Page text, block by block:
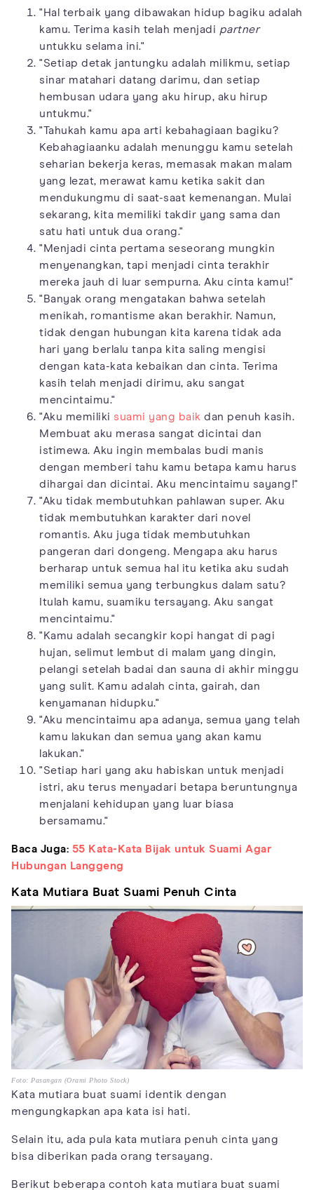
"Hal terbaik yang dibawakan hidup bagiku adalah
kamu. Terima kasih telah menjadi partner
untukku selama ini."
"Setiap detak jantungku adalah milikmu, setiap
sinar matahari datang darimu, dan setiap
hembusan udara yang aku hirup, aku hirup
untukmu."
"Tahukah kamu apa arti kebahagiaan bagiku?
Kebahagiaanku adalah menunggu kamu setelah
seharian bekerja keras, memasak makan malam
yang lezat, merawat kamu ketika sakit dan
mendukungmu di saat-saat kemenangan. Mulai
sekarang, kita memiliki takdir yang sama dan
satu hati untuk dua orang."
"Menjadi cinta pertama seseorang mungkin
menyenangkan, tapi menjadi cinta terakhir
mereka jauh di luar sempurna. Aku cinta kamu!"
"Banyak orang mengatakan bahwa setelah
menikah, romantisme akan berakhir. Namun,
tidak dengan hubungan kita karena tidak ada
hari yang berlalu tanpa kita saling mengisi
dengan kata-kata kebaikan dan cinta. Terima
kasih telah menjadi dirimu, aku sangat
mencintaimu."
"Aku memiliki suami yang baik dan penuh kasih.
Membuat aku merasa sangat dicintai dan
istimewa. Aku ingin membalas budi manis
dengan memberi tahu kamu betapa kamu harus
dihargai dan dicintai. Aku mencintaimu sayang!"
"Aku tidak membutuhkan pahlawan super. Aku
tidak membutuhkan karakter dari novel
romantis. Aku juga tidak membutuhkan
pangeran dari dongeng. Mengapa aku harus
berharap untuk semua hal itu ketika aku sudah
memiliki semua yang terbungkus dalam satu?
Itulah kamu, suamiku tersayang. Aku sangat
mencintaimu."
"Kamu adalah secangkir kopi hangat di pagi
hujan, selimut lembut di malam yang dingin,
pelangi setelah badai dan sauna di akhir minggu
yang sulit. Kamu adalah cinta, gairah, dan
kenyamanan hidupku."
"Aku mencintaimu apa adanya, semua yang telah
kamu lakukan dan semua yang akan kamu
lakukan."
"Setiap hari yang aku habiskan untuk menjadi
istri, aku terus menyadari betapa beruntungnya
menjalani kehidupan yang luar biasa
bersamamu."
Baca Juga: 55 Kata-Kata Bijak untuk Suami Agar
Hubungan Langgeng
Kata Mutiara Buat Suami Penuh Cinta
Foto: Pasangan (Orami Photo Stock)
Kata mutiara buat suami identik dengan
mengungkapkan apa kata isi hati.
Selain itu, ada pula kata mutiara penuh cinta yang
bisa diberikan pada orang tersayang.
Berikut beberapa contoh kata mutiara buat suami